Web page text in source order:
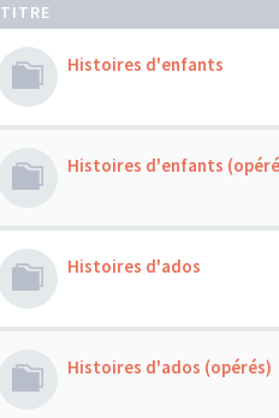
TITRE
Histoires d'enfants
Histoires d'enfants
Histoires d'ados
Histoires d'ados (opérés)